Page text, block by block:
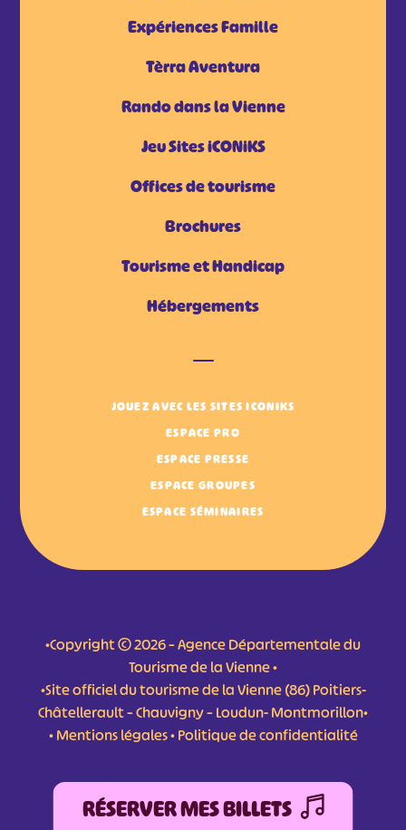
Expériences Famille
Tèrra Aventura
Rando dans la Vienne
Jeu Sites iCONiKS
Offices de tourisme
Brochures
Tourisme et Handicap
Hébergements
JOUEZ AVEC LES SITES ICONIKS
ESPACE PRO
ESPACE PRESSE
ESPACE GROUPES
ESPACE SÉMINAIRES
•Copyright © 2026 – Agence Départementale du
Tourisme de la Vienne •
•Site officiel du tourisme de la Vienne (86) Poitiers-
Châtellerault – Chauvigny – Loudun- Montmorillon•
•Mentions légales•Politique de confidentialité
RÉSERVER MES BILLETS